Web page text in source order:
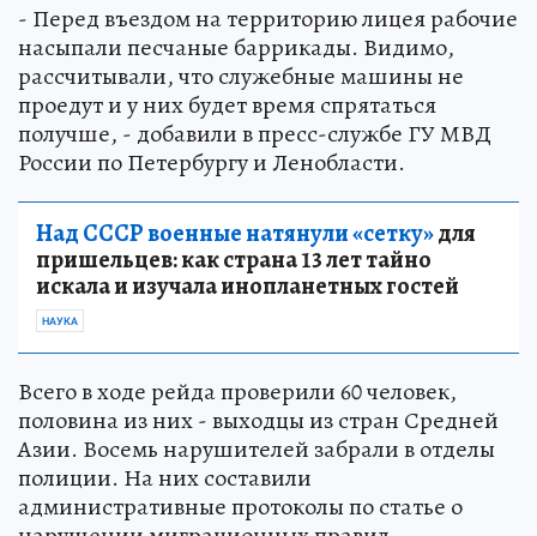
- Перед въездом на территорию лицея рабочие
насыпали песчаные баррикады. Видимо,
рассчитывали, что служебные машины не
проедут и у них будет время спрятаться
получше, - добавили в пресс-службе ГУ МВД
России по Петербургу и Ленобласти.
Над СССР военные натянули «сетку»для
пришельцев: как страна 13 лет тайно
искала и изучала инопланетных гостей
НАУКА
Всего в ходе рейда проверили 60 человек,
половина из них - выходцы из стран Средней
Азии. Восемь нарушителей забрали в отделы
полиции. На них составили
административные протоколы по статье о